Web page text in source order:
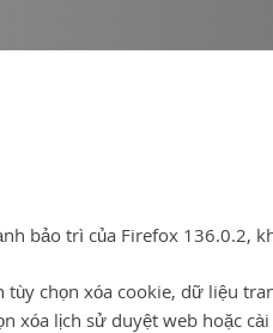
bảo trì của Firefox 136.0.2,
tùy chọn xóa cookie, dữ liệu
xóa lịch sử duyệt web hoặc